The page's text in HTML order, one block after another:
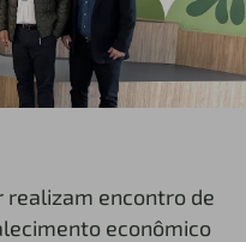
realizam encontro de
econômico